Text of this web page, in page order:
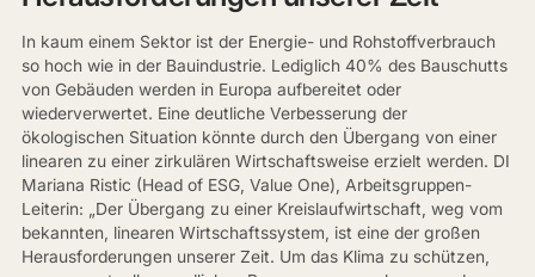
In kaum einem Sektor ist der Energie- und Rohstoffverbrauch
so hoch wie in der Bauindustrie. Lediglich 40% des Bauschutts
von Gebäuden werden in Europa aufbereitet oder
wiederverwertet. Eine deutliche Verbesserung der
ökologischen Situation könnte durch den Übergang von einer
linearen zu einer zirkulären Wirtschaftsweise erzielt werden. DI
Mariana Ristic (Head of ESG, Value One), Arbeitsgruppen-
Leiterin: „Der Übergang zu einer Kreislaufwirtschaft, weg vom
bekannten, linearen Wirtschaftssystem, ist eine der großen
Herausforderungen unserer Zeit. Um das Klima zu schützen,